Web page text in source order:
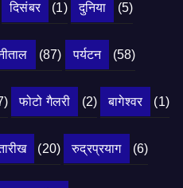
दिसंबर (1) दुनिया (5)
(87) पर्यटन (58)
फोटो गैलरी (2) बागेश्वर (1)
(20) रुद्रप्रयाग (6)